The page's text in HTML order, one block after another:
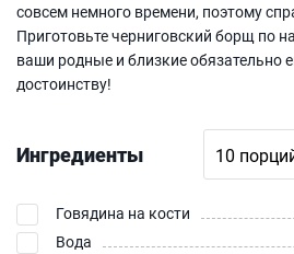
совсем немного времени, поэтому
Приготовьте черниговский борщ по
ваши родные и близкие обязательно
достоинству!
Ингредиенты
Говядина на кости
Вода